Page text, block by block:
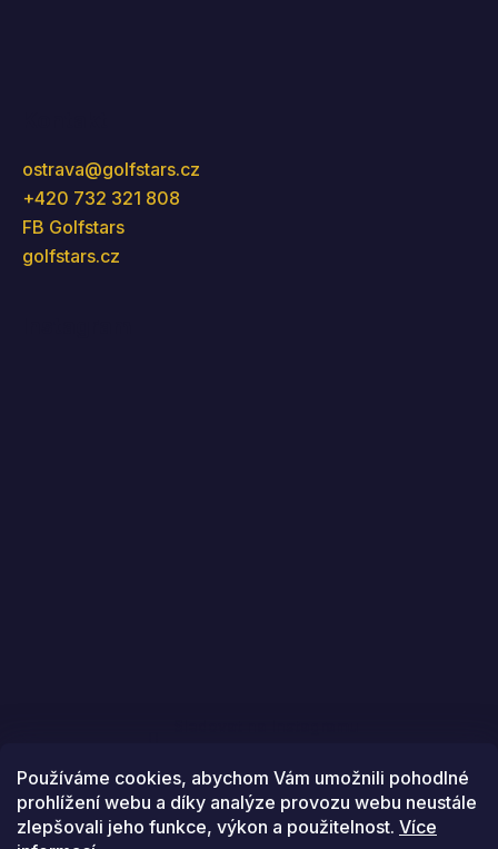
Používáme cookies, abychom Vám umožnili pohodlné
prohlížení webu a díky analýze provozu webu neustále
zlepšovali jeho funkce, výkon a použitelnost. Více
ostrava@golfstars.cz
+420 732 321 808
FB Golfstars
golfstars.cz